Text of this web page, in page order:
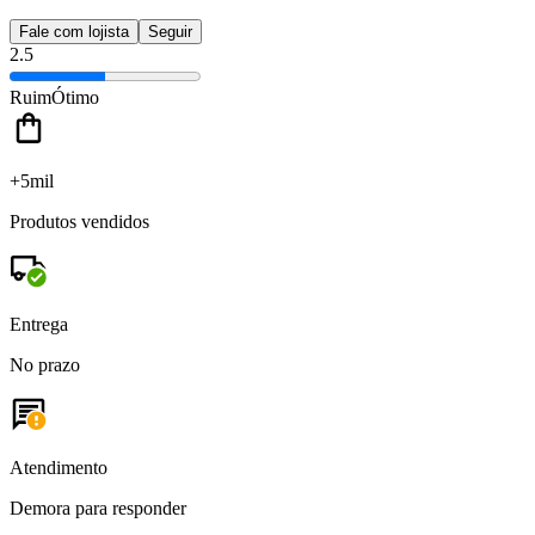
Fale com lojista Seguir
2.5
RuimÓtimo
+5mil
Produtos vendidos
Entrega
No prazo
Atendimento
Demora para responder